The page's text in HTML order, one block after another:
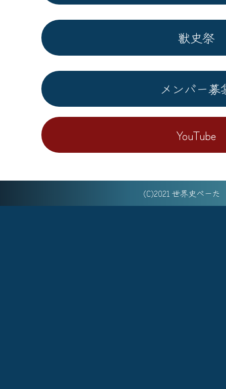
獣史祭
メンバー募
YouTube
(C)2021 世界史べーた